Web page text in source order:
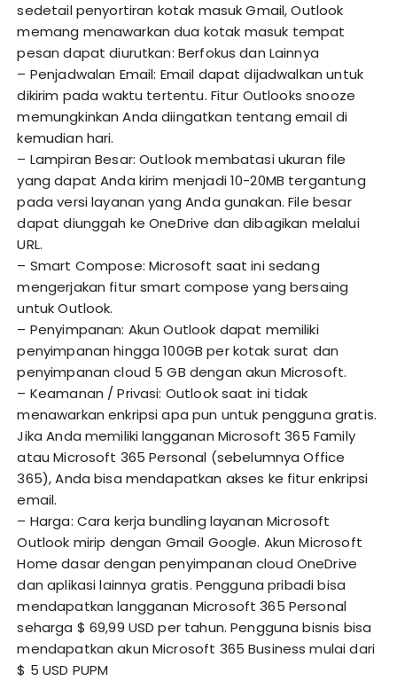
sedetail penyortiran kotak masuk Gmail, Outlook
memang menawarkan dua kotak masuk tempat
pesan dapat diurutkan: Berfokus dan Lainnya
– Penjadwalan Email: Email dapat dijadwalkan untuk
dikirim pada waktu tertentu. Fitur Outlooks snooze
memungkinkan Anda diingatkan tentang email di
kemudian hari.
– Lampiran Besar: Outlook membatasi ukuran file
yang dapat Anda kirim menjadi 10-20MB tergantung
pada versi layanan yang Anda gunakan. File besar
dapat diunggah ke OneDrive dan dibagikan melalui
URL.
– Smart Compose: Microsoft saat ini sedang
mengerjakan fitur smart compose yang bersaing
untuk Outlook.
– Penyimpanan: Akun Outlook dapat memiliki
penyimpanan hingga 100GB per kotak surat dan
penyimpanan cloud 5 GB dengan akun Microsoft.
– Keamanan / Privasi: Outlook saat ini tidak
menawarkan enkripsi apa pun untuk pengguna gratis.
Jika Anda memiliki langganan Microsoft 365 Family
atau Microsoft 365 Personal (sebelumnya Office
365), Anda bisa mendapatkan akses ke fitur enkripsi
email.
– Harga: Cara kerja bundling layanan Microsoft
Outlook mirip dengan Gmail Google. Akun Microsoft
Home dasar dengan penyimpanan cloud OneDrive
dan aplikasi lainnya gratis. Pengguna pribadi bisa
mendapatkan langganan Microsoft 365 Personal
seharga $ 69,99 USD per tahun. Pengguna bisnis bisa
mendapatkan akun Microsoft 365 Business mulai dari
$ 5 USD PUPM